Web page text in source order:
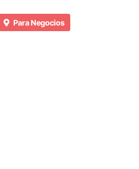
Para Negocios